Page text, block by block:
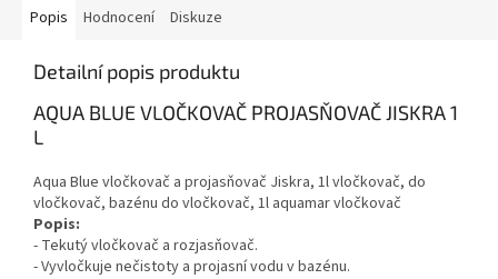
Popis Hodnocení Diskuze
Detailní popis produktu
AQUA BLUE VLOČKOVAČ PROJASŇOVAČ JISKRA 1
L
Aqua Blue vločkovač a projasňovač Jiskra, 1l vločkovač, do
vločkovač, bazénu do vločkovač, 1l aquamar vločkovač
Popis:
- Tekutý vločkovač a rozjasňovač.
- Vyvločkuje nečistoty a projasní vodu v bazénu.